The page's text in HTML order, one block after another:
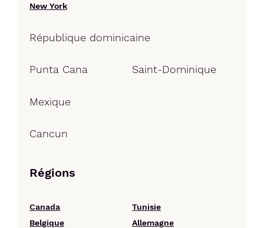
New York
République dominicaine
Punta Cana Saint-Dominique
Mexique
Cancun
Régions
Canada
Tunisie
Belgique
Allemagne